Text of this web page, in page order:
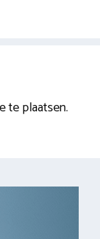
te plaatsen.